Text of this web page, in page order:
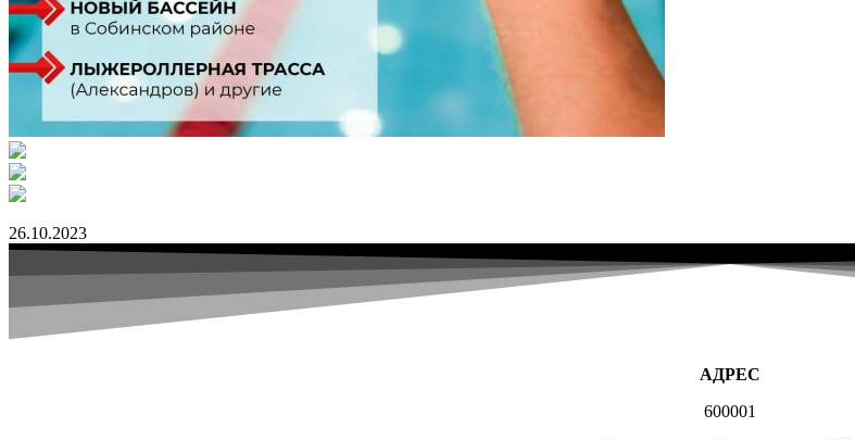
26.10.2023
АДРЕС
600001